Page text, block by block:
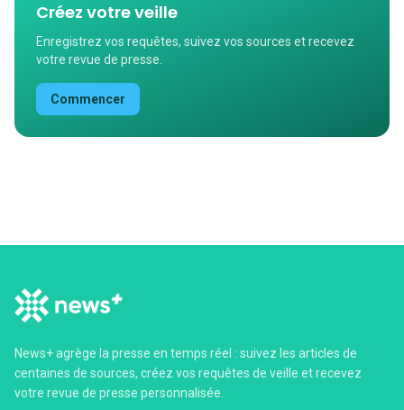
Créez votre veille
Enregistrez vos requêtes, suivez vos sources et recevez
votre revue de presse.
Commencer
News+ agrège la presse en temps réel : suivez les articles de
centaines de sources, créez vos requêtes de veille et recevez
votre revue de presse personnalisée.